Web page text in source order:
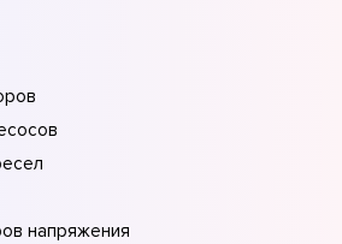
напряжения